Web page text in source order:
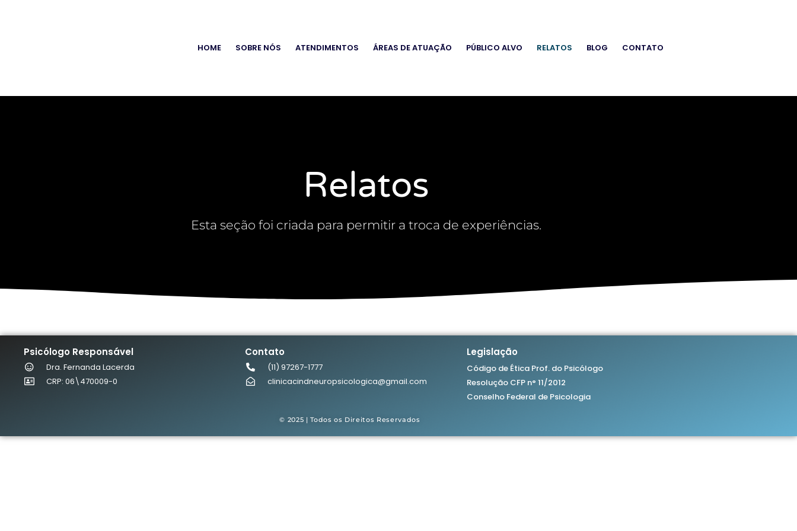
HOME SOBRE NÓS ATENDIMENTOS ÁREAS DE ATUAÇÃO PÚBLICO ALVO RELATOS BLOG CONTATO
Relatos
Esta seção foi criada para permitir a troca de experiências.
Psicólogo Responsável
Dra. Fernanda Lacerda
CRP: 06\470009-0
Contato
(11) 97267-1777
clinicacindneuropsicologica@gmail.com
Legislação
Código de Ética Prof. do Psicólogo
Resolução CFP n° 11/2012
Conselho Federal de Psicologia
© 2025 | Todos os Direitos Reservados